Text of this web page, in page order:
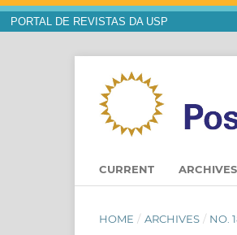
PORTAL DE REVISTAS DA USP
CURRENT ARCHIVES
HOME / ARCHIVES / NO.